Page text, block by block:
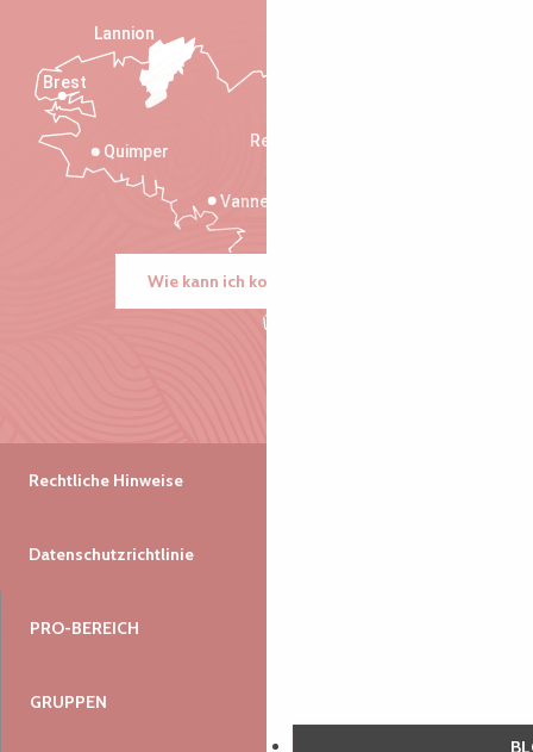
Rennes
Vannes
Quimper
Lannion
Brest
Wie kann ich kommen?
Rechtliche Hinweise
Datenschutzrichtlinie
PRO-BEREICH
GRUPPEN